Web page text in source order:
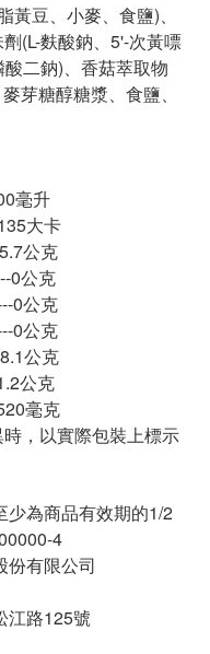
豆、小麥、食鹽)、
(L-麩酸鈉、5'-次黃嘌
二鈉)、香菇萃取物
芽糖醇糖漿、食鹽、
毫升
大卡
公克
0公克
0公克
0公克
公克
公克
毫克
，以實際包裝上標示
少為商品有效期的1/2
4
份有限公司
江路125號